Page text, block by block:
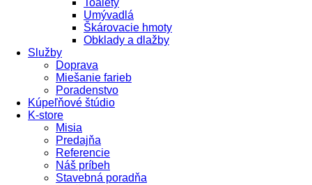
Toalety
Umývadlá
Škárovacie hmoty
Obklady a dlažby
Služby
Doprava
Miešanie farieb
Poradenstvo
Kúpeľňové štúdio
K-store
Misia
Predajňa
Referencie
Náš príbeh
Stavebná poradňa